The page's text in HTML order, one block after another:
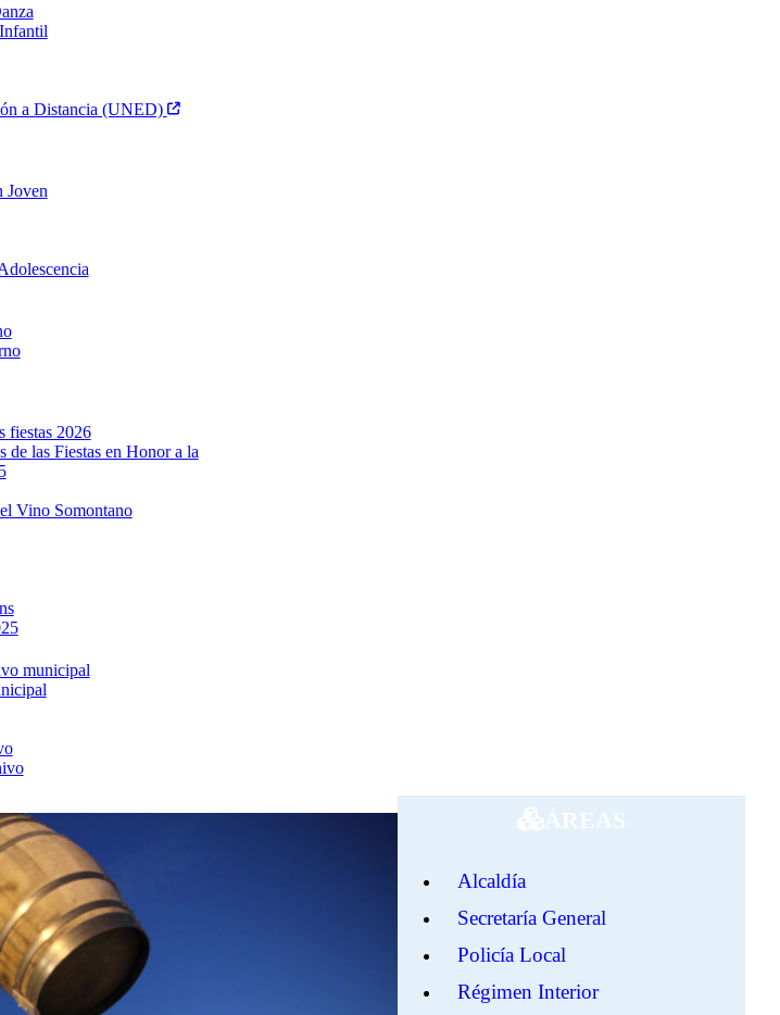
a Distancia (UNED)
Joven
fiestas 2026
de las Fiestas en Honor a la
Vino Somontano
municipal
ÁREAS
Alcaldía
Secretaría General
Policía Local
Régimen Interior